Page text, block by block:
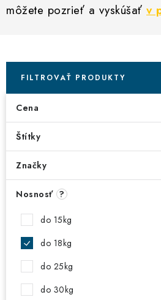
OBUV
HRAČKY DO VODY
PODVODNÉ SKÚTRE
TAŠKY A VAKY
CVIČENIE
OTUŽOVANIE
Predajňa Plutvy.sk
môžete pozrieť a vyskúšať v
FILTROVAŤ PRODUKTY
Cena
Štítky
Značky
Nosnosť ?
do 15kg
do 18kg
do 25kg
do 30kg